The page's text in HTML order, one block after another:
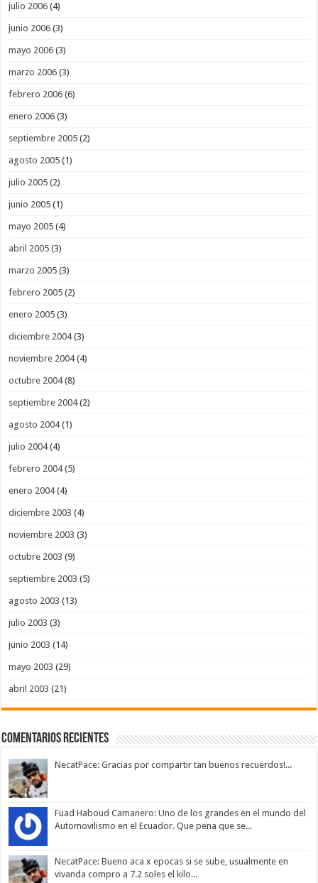
julio 2006 (4)
junio 2006 (3)
mayo 2006 (3)
marzo 2006 (3)
febrero 2006 (6)
enero 2006 (3)
septiembre 2005 (2)
agosto 2005 (1)
julio 2005 (2)
junio 2005 (1)
mayo 2005 (4)
abril 2005 (3)
marzo 2005 (3)
febrero 2005 (2)
enero 2005 (3)
diciembre 2004(3)
noviembre 2004(4)
octubre 2004(8)
septiembre 2004(2)
agosto 2004(1)
julio 2004(4)
febrero 2004(5)
enero 2004(4)
diciembre 2003 (4)
noviembre 2003 (3)
octubre 2003 (9)
septiembre 2003 (5)
agosto 2003 (13)
julio 2003 (3)
junio 2003 (14)
mayo 2003 (29)
abril 2003 (21)
Comentarios Recientes
NecatPace: Gracias por compartir tan buenos recuerdos!...
Fuad Haboud Camanero: Uno de los grandes en el mundo del
Automovilismo en el Ecuador. Que pena que se...
NecatPace: Bueno aca x epocas si se sube, usualmente en
vivanda compro a 7.2 soles el kilo...